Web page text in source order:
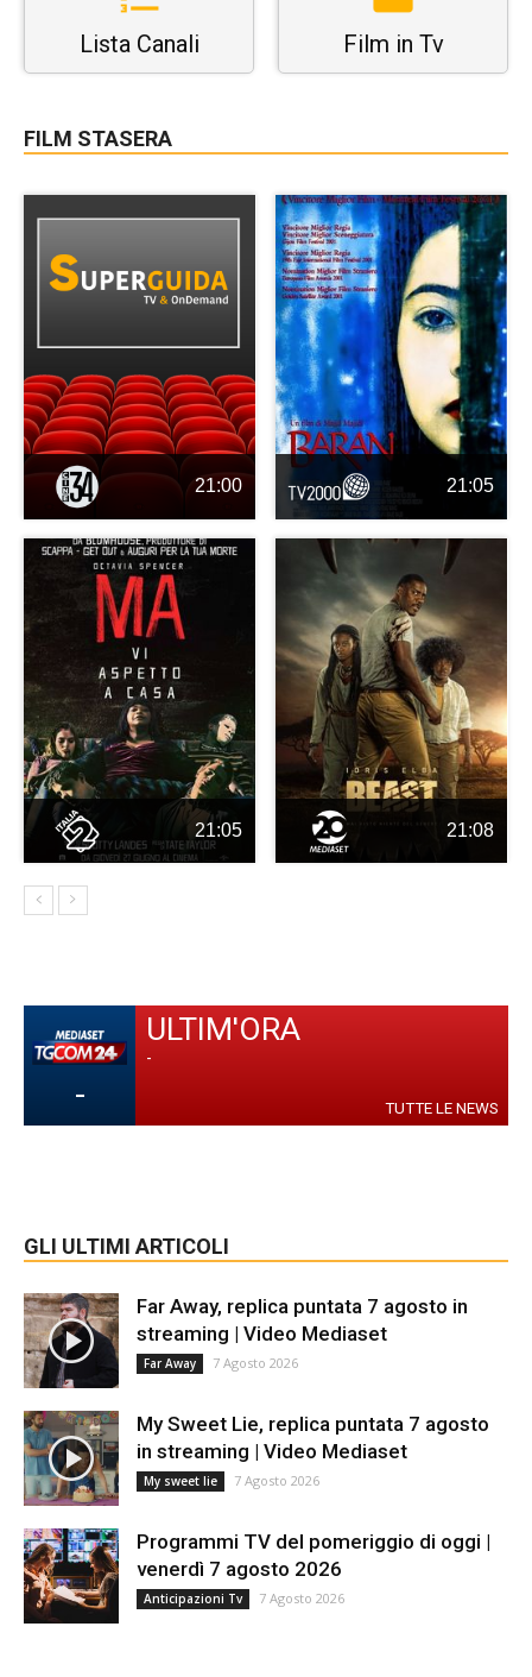
Lista Canali Film in Tv
FILM STASERA
21:00 21:05
21:05 21:08
-
ULTIM'ORA
-
TUTTE LE NEWS
GLI ULTIMI ARTICOLI
Far Away, replica puntata 7 agosto in
streaming | Video Mediaset
Far Away 7 Agosto 2026
My Sweet Lie, replica puntata 7 agosto
in streaming | Video Mediaset
My sweet lie 7 Agosto 2026
Programmi TV del pomeriggio di oggi |
venerdì 7 agosto 2026
Anticipazioni Tv 7 Agosto 2026